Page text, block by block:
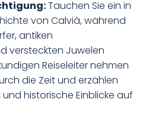
Tauchen Sie ein in
von Calvià, während
antiken
versteckten Juwelen
Reiseleiter nehmen
die Zeit und erzählen
historische Einblicke auf